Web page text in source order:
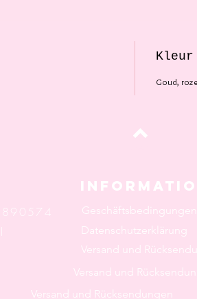
Kleur
Goud, roze
Geschäftsbedingungen
Datenschutzerklärung
Versand und
Versand und
Versand und Rücksendungen